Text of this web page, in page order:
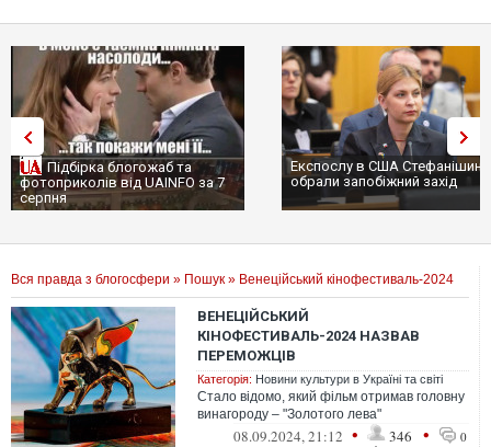
Підбірка блогожаб та
фотоприколів від UAINFO за 7
серпня
Експослу в США
обрали запобіжний захід
Вся правда з блогосфери » Пошук » Венеційський кінофестиваль-2024
ВЕНЕЦІЙСЬКИЙ
КІНОФЕСТИВАЛЬ-2024 НАЗВАВ
ПЕРЕМОЖЦІВ
Категорія: Новини культури в Україні та світі
Стало відомо, який фільм отримав головну
винагороду – "Золотого лева"
08.09.2024, 21:12 • 346 • 0